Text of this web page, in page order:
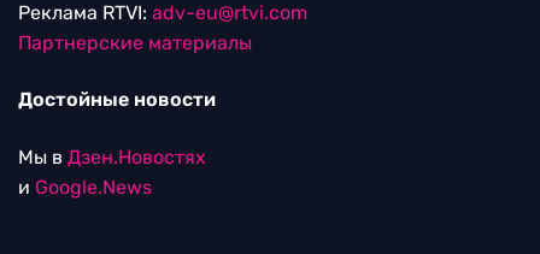
Реклама RTVI: adv-eu@rtvi.com
Партнерские материалы
Достойные новости
Мы в Дзен.Новостях
и Google.News